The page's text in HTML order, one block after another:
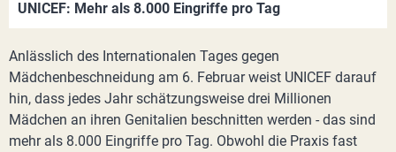
UNICEF: Mehr als 8.000 Eingriffe pro Tag
Anlässlich des Internationalen Tages gegen
Mädchenbeschneidung am 6. Februar weist UNICEF darauf
hin, dass jedes Jahr schätzungsweise drei Millionen
Mädchen an ihren Genitalien beschnitten werden - das sind
mehr als 8.000 Eingriffe pro Tag. Obwohl die Praxis fast